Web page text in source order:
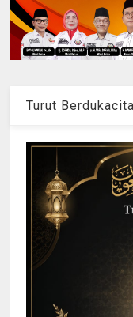
Turut Berdukacita